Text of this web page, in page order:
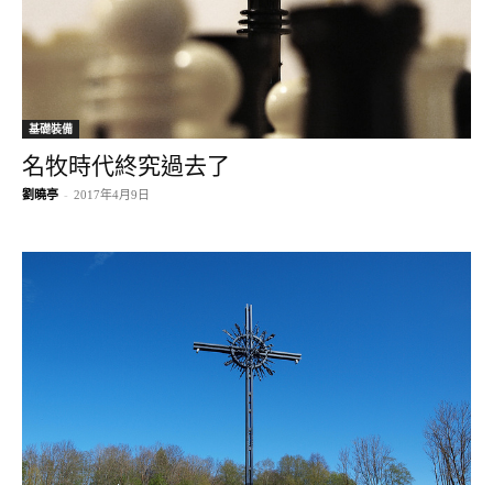
基礎裝備
名牧時代終究過去了
劉曉亭 - 2017年4月9日